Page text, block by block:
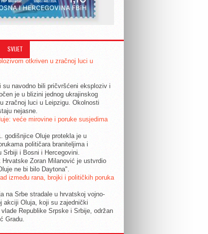
SVIJET
otkriven u zračnoj luci u
su navodno bili pričvršćeni eksploziv i
je u blizini jednog ukrajinskog
zračnoj luci u Leipzigu. Okolnosti
nejasne.
veće mirovine i poruke susjedima
godišnjice Oluje protekla je u
političara braniteljima i
Srbiji i Bosni i Hercegovini.
Hrvatske Zoran Milanović je ustvrdio
ne bi bilo Daytona".
između rana, brojki i političkih poruka
na Srbe stradale u hrvatskoj vojno-
akciji Oluja, koji su zajednički
vlade Republike Srpske i Srbije, održan
Gradu.